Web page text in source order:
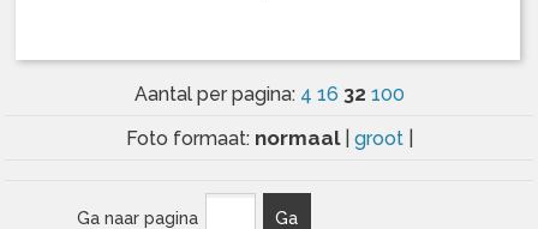
Aantal per pagina: 4 16 32 100
Foto formaat: normaal groot
Ga naar pagina Ga